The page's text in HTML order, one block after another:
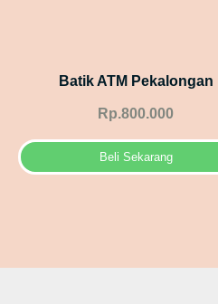
Batik ATM Pekalongan
Rp.800.000
Beli Sekarang